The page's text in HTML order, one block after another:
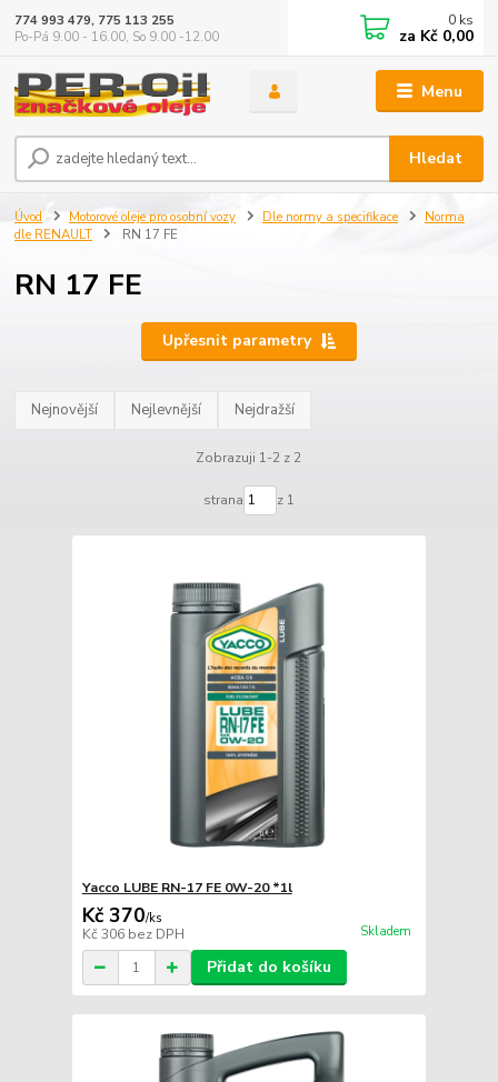
Menu
Hledat
774 993 479, 775 113 255
Po-Pá 9.00 - 16.00, So 9.00 -12.00
0 ks
za Kč 0,00
Úvod Motorové oleje pro osobní vozy Dle normy a specifikace
Norma
dle RENAULT
RN 17 FE
RN 17 FE
Upřesnit parametry
Nejnovější Nejlevnější Nejdražší
Zobrazuji 1-2 z 2
strana z 1
Yacco LUBE RN-17 FE 0W-20 *1l
Kč 370/ks
Kč 306 bez DPH Skladem
Přidat do košíku